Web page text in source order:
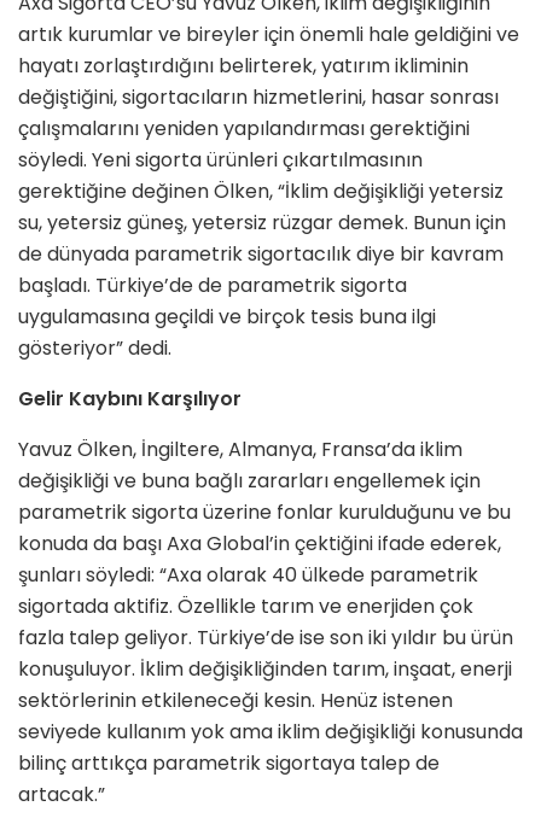
artık kurumlar ve bireyler için önemli hale geldiğini ve
hayatı zorlaştırdığını belirterek, yatırım ikliminin
değiştiğini, sigortacıların hizmetlerini, hasar sonrası
çalışmalarını yeniden yapılandırması gerektiğini
söyledi. Yeni sigorta ürünleri çıkartılmasının
gerektiğine değinen Ölken, “İklim değişikliği yetersiz
su, yetersiz güneş, yetersiz rüzgar demek. Bunun için
de dünyada parametrik sigortacılık diye bir kavram
başladı. Türkiye’de de parametrik sigorta
uygulamasına geçildi ve birçok tesis buna ilgi
gösteriyor” dedi.
Gelir Kaybını Karşılıyor
Yavuz Ölken, İngiltere, Almanya, Fransa’da iklim
değişikliği ve buna bağlı zararları engellemek için
parametrik sigorta üzerine fonlar kurulduğunu ve bu
konuda da başı Axa Global’in çektiğini ifade ederek,
şunları söyledi: “Axa olarak 40 ülkede parametrik
sigortada aktifiz. Özellikle tarım ve enerjiden çok
fazla talep geliyor. Türkiye’de ise son iki yıldır bu ürün
konuşuluyor. İklim değişikliğinden tarım, inşaat, enerji
sektörlerinin etkileneceği kesin. Henüz istenen
seviyede kullanım yok ama iklim değişikliği konusunda
bilinç arttıkça parametrik sigortaya talep de
artacak.”